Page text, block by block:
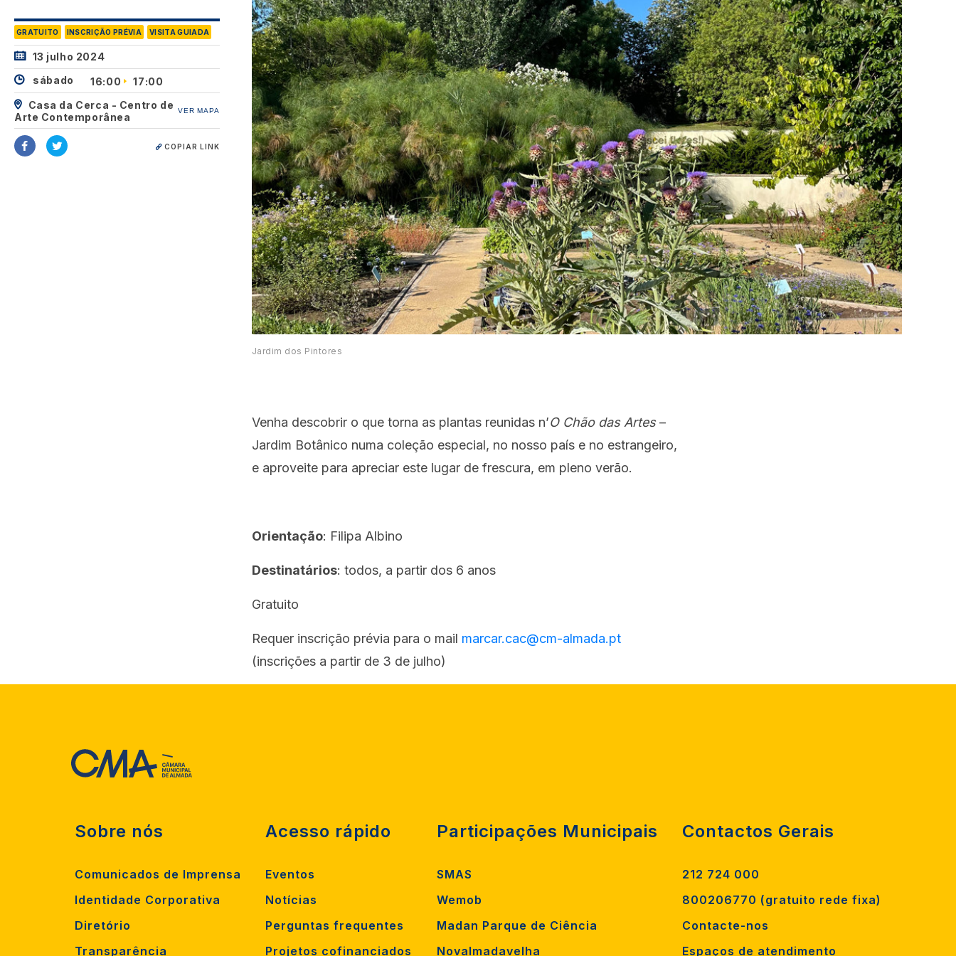
GRATUITO INSCRIÇÃO PRÉVIA VISITA GUIADA
13 julho 2024
sábado
16:00
17:00
Casa da Cerca - Centro de
Arte Contemporânea
VER MAPA
COPIAR LINK
Jardim dos Pintores
Venha descobrir o que torna as plantas reunidas n’O Chão das Artes–
Jardim Botânico numa coleção especial, no nosso país e no estrangeiro,
e aproveite para apreciar este lugar de frescura, em pleno verão.
Orientação: Filipa Albino
Destinatários: todos, a partir dos 6 anos
Gratuito
Requer inscrição prévia para o mail marcar.cac@cm-almada.pt
(inscrições a partir de 3 de julho)
Sobre nós
Comunicados de Imprensa
Identidade Corporativa
Diretório
Transparência
Acesso rápido
Eventos
Notícias
Perguntas frequentes
Projetos cofinanciados
Participações Municipais
SMAS
Wemob
Madan Parque de Ciência
Novalmadavelha
Contactos Gerais
212 724 000
800206770 (gratuito rede fixa)
Contacte-nos
Espaços de atendimento